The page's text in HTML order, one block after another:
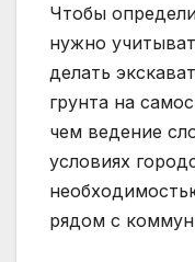
Чтобы
нужно
делать
грунта на
чем ведение
условиях
рядом с